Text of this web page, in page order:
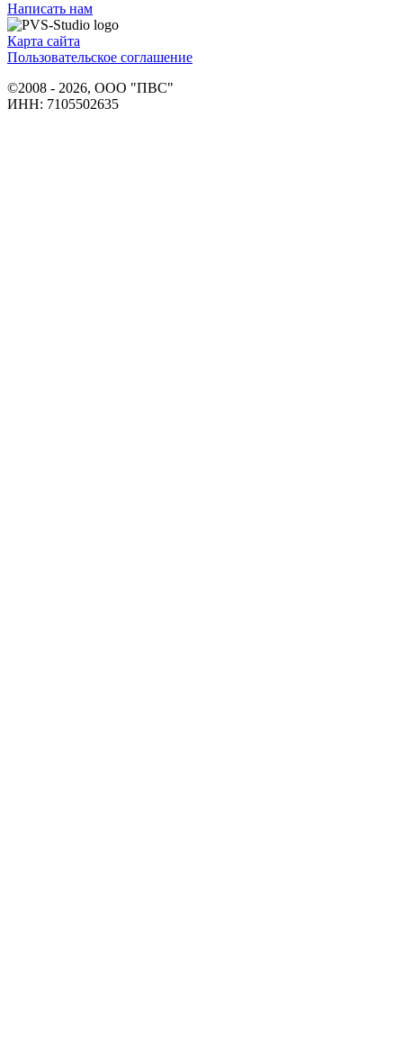
Написать нам
Карта сайта
Пользовательское соглашение
©2008 - 2026, ООО "ПВС"
ИНН: 7105502635